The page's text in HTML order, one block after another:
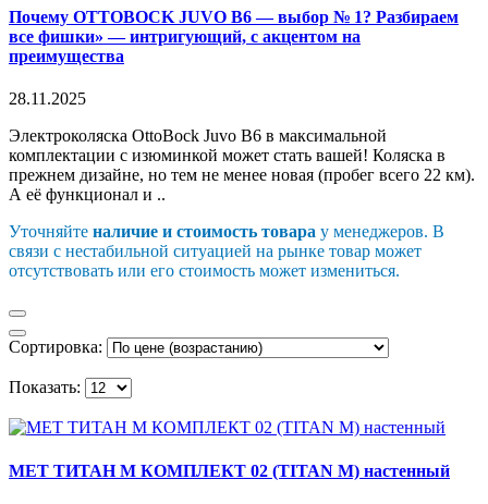
Почему OTTOBOCK JUVO B6 — выбор № 1? Разбираем
все фишки» — интригующий, с акцентом на
преимущества
28.11.2025
Электроколяска OttoBock Juvo B6 в максимальной
комплектации с изюминкой может стать вашей! Коляска в
прежнем дизайне, но тем не менее новая (пробег всего 22 км).
А её функционал и ..
Уточняйте наличие и стоимость товара у менеджеров. В
связи с нестабильной ситуацией на рынке товар может
отсутствовать или его стоимость может измениться.
Сортировка:
Показать:
MET ТИТАН М КОМПЛЕКТ 02 (TITAN M) настенный